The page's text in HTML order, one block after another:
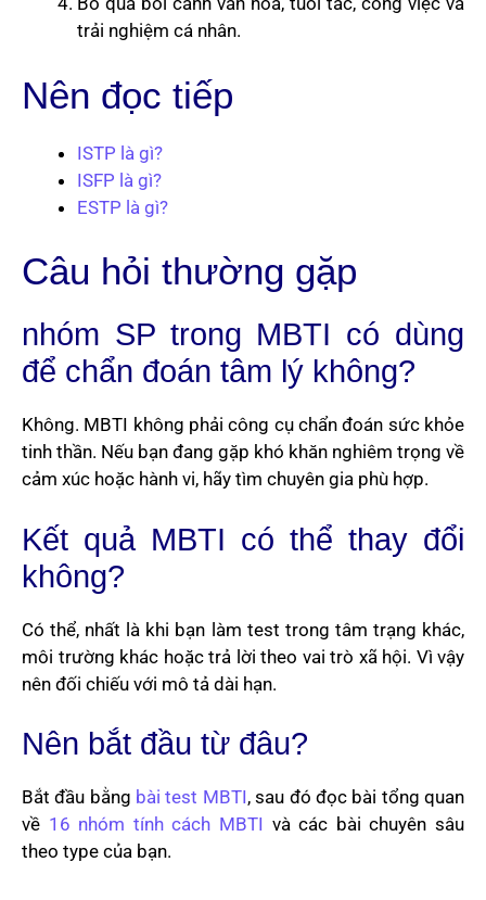
trải nghiệm cá nhân.
Nên đọc tiếp
ISTP là gì?
ISFP là gì?
ESTP là gì?
Câu hỏi thường gặp
nhóm SP trong MBTI có dùng
để chẩn đoán tâm lý không?
Không. MBTI không phải công cụ chẩn đoán sức khỏe
tinh thần. Nếu bạn đang gặp khó khăn nghiêm trọng về
cảm xúc hoặc hành vi, hãy tìm chuyên gia phù hợp.
Kết quả MBTI có thể thay đổi
không?
Có thể, nhất là khi bạn làm test trong tâm trạng khác,
môi trường khác hoặc trả lời theo vai trò xã hội. Vì vậy
nên đối chiếu với mô tả dài hạn.
Nên bắt đầu từ đâu?
Bắt đầu bằng bài test MBTI, sau đó đọc bài tổng quan
về 16 nhóm tính cách MBTI và các bài chuyên sâu
theo type của bạn.